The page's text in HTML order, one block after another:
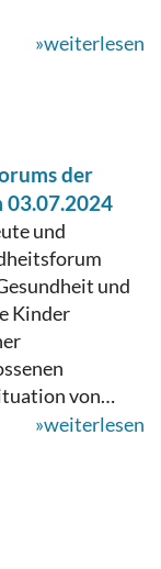
»weiterlesen
der
03.07.2024
und
und
Kinder
von…
»weiterlesen